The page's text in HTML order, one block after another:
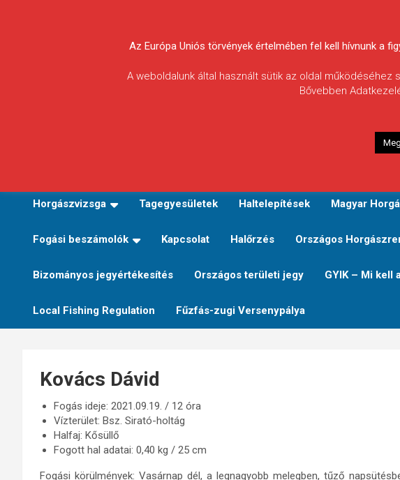
Körösvidéki Horgász
Egyesületek
Horgászvizsga Tagegyesületek Haltelepítések Magyar
Fogási beszámolók Kapcsolat Halőrzés Országos
Bizományos jegyértékesítés Országos területi jegy GYIK – Mi kell
Local Fishing Regulation Fűzfás-zugi Versenypálya
Kovács Dávid
Fogás ideje: 2021.09.19. / 12 óra
Vízterület: Bsz. Sirató-holtág
Halfaj: Kősüllő
Fogott hal adatai: 0,40 kg / 25 cm
Fogási körülmények: Vasárnap dél, a legnagyobb melegben, tűző
Az Európa Uniós törvények értelmében fel kell hívnunk a
A weboldalunk által használt sütik az oldal
Bővebben